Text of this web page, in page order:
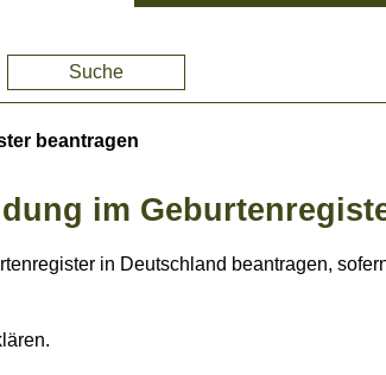
Suche
beantragen
im
in Deutschland beantragen,